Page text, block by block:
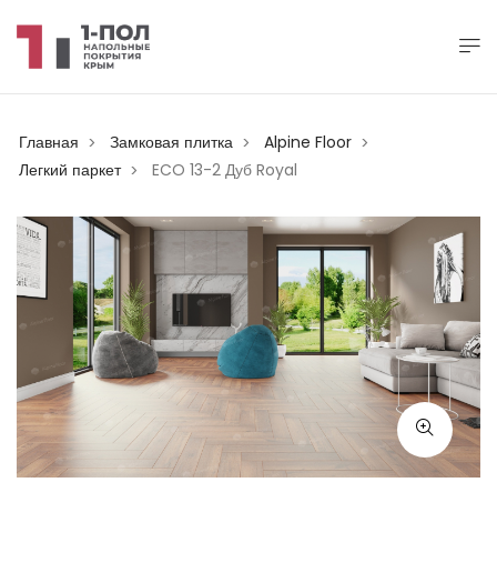
Главная > Замковая плитка > Alpine Floor >
Легкий паркет > ECO 13-2 Дуб Royal